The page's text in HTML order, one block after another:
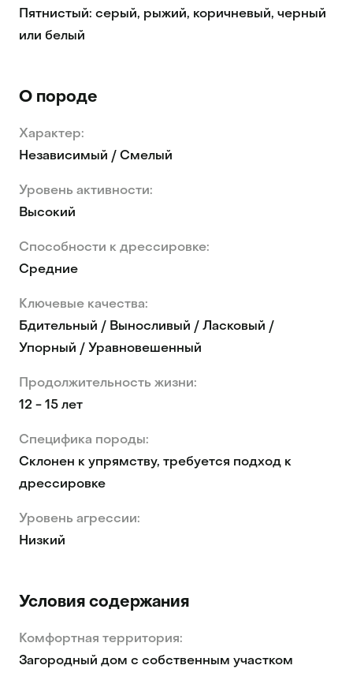
Пятнистый: серый, рыжий, коричневый, черный
или белый
О породе
Характер:
Независимый / Смелый
Уровень активности:
Высокий
Способности к дрессировке:
Средние
Ключевые качества:
Бдительный / Выносливый / Ласковый /
Упорный / Уравновешенный
Продолжительность жизни:
12 - 15 лет
Специфика породы:
Склонен к упрямству, требуется подход к
дрессировке
Уровень агрессии:
Низкий
Условия содержания
Комфортная территория:
Загородный дом с собственным участком